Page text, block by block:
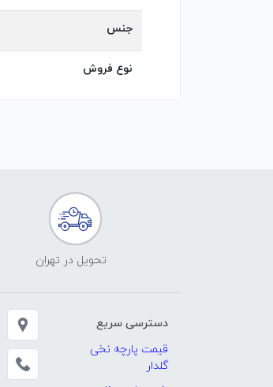
جنس
نوع فروش
تحویل در تهران
دسترسی سریع
قیمت پارچه نخی
گلدار